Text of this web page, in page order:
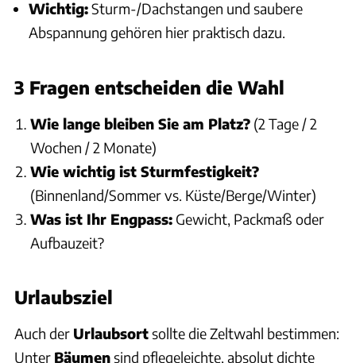
Wichtig:Sturm-/Dachstangen und saubere
Abspannung gehören hier praktisch dazu.
3 Fragen entscheiden die Wahl
Wie lange bleiben Sie am Platz? (2 Tage / 2
Wochen / 2 Monate)
Wie wichtig ist Sturmfestigkeit?
(Binnenland/Sommer vs. Küste/Berge/Winter)
Was ist Ihr Engpass: Gewicht, Packmaß oder
Aufbauzeit?
Urlaubsziel
Auch der Urlaubsortsollte die Zeltwahl bestimmen:
Unter Bäumensind pflegeleichte, absolut dichte